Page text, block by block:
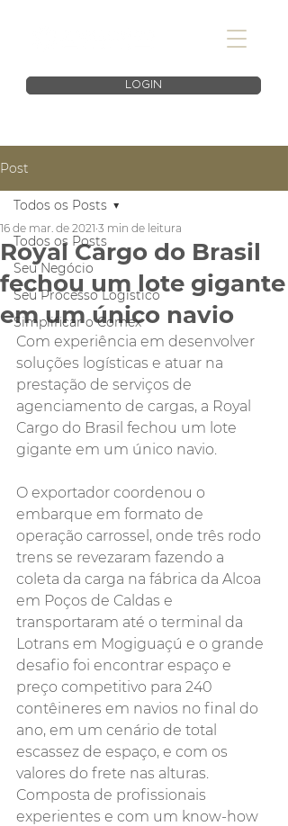
LOGIN
Post
Todos os Posts
Seu Negócio
Seu Processo Logístico
Simplificar o Comex
Todos os Posts
Royal Cargo do Brasil
fechou um lote gigante
em um único navio
16 de mar. de 2021 3 min de leitura
Com experiência em desenvolver
soluções logísticas e atuar na
prestação de serviços de
agenciamento de cargas, a Royal
Cargo do Brasil fechou um lote
gigante em um único navio.
O exportador coordenou o
embarque em formato de
operação carrossel, onde três rodo
trens se revezaram fazendo a
coleta da carga na fábrica da Alcoa
em Poços de Caldas e
transportaram até o terminal da
Lotrans em Mogiguaçú e o grande
desafio foi encontrar espaço e
preço competitivo para 240
contêineres em navios no final do
ano, em um cenário de total
escassez de espaço, e com os
valores do frete nas alturas.
Composta de profissionais
experientes e com um know-how